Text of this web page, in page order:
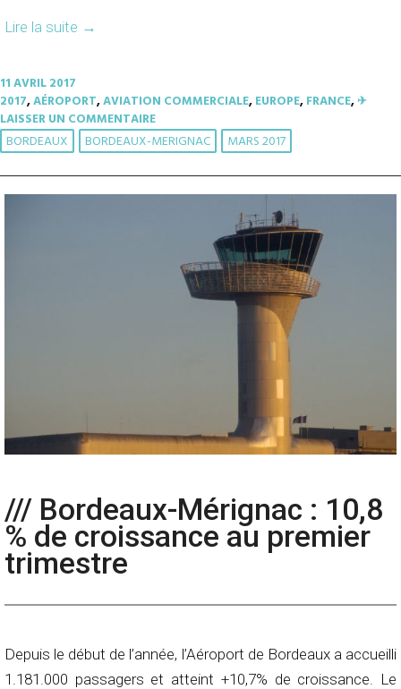
Lire la suite →
11 AVRIL 2017
2017,AÉROPORT,AVIATION COMMERCIALE,EUROPE,FRANCE,✈︎
LAISSER UN COMMENTAIRE
BORDEAUX BORDEAUX-MERIGNAC MARS 2017
/// Bordeaux-Mérignac : 10,8
% de croissance au premier
trimestre
Depuis le début de l’année, l’Aéroport de Bordeaux a accueilli
1.181.000 passagers et atteint +10,7% de croissance. Le